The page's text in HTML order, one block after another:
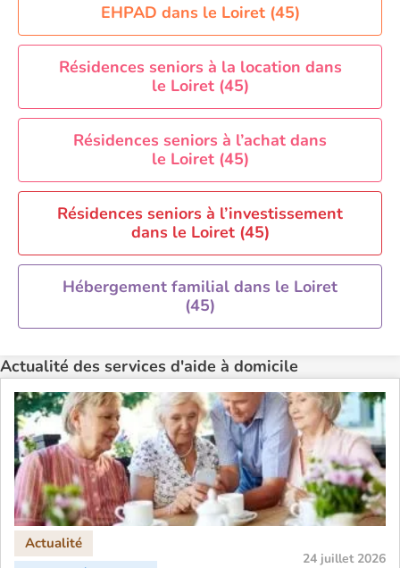
Aide à domicile Orléans
Aide à domicile Paris
Aide à domicile Perpignan
Aide à domicile Rennes
Aide à domicile Saint-Etienne
Aide à domicile Toulouse
Recherche par ville
EHPAD dans le Loiret (45)
Résidences seniors à la location dans
le Loiret (45)
Résidences seniors à l’achat dans
le Loiret (45)
Résidences seniors à l’investissement
dans le Loiret (45)
Hébergement familial dans le Loiret
(45)
Actualité des services d'aide à domicile
24 juillet 2026